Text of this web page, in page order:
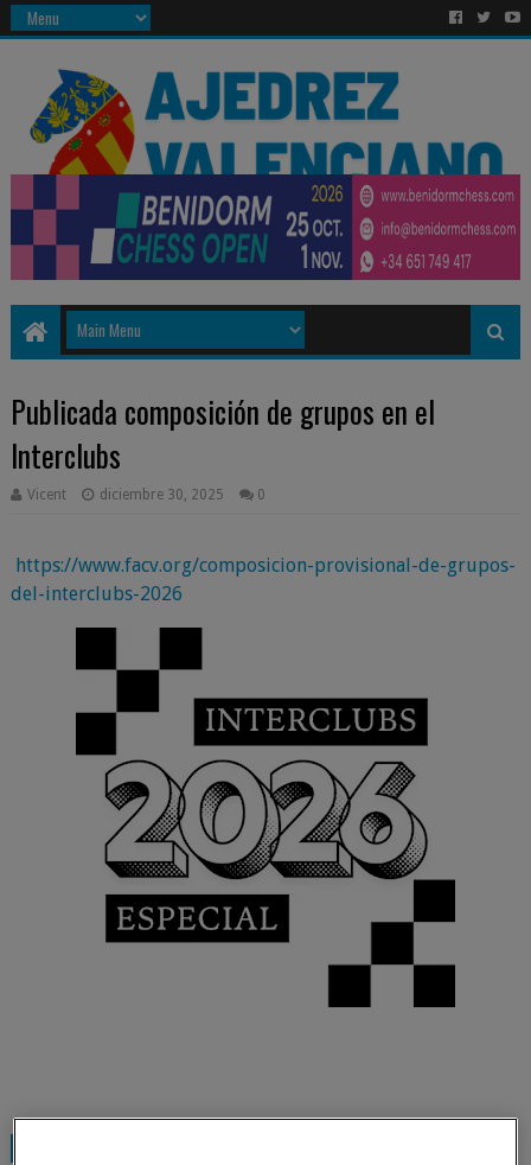
Publicada composición de grupos en el
Interclubs
Vicent diciembre 30, 2025 0
https://www.facv.org/composicion-provisional-de-grupos-
del-interclubs-2026